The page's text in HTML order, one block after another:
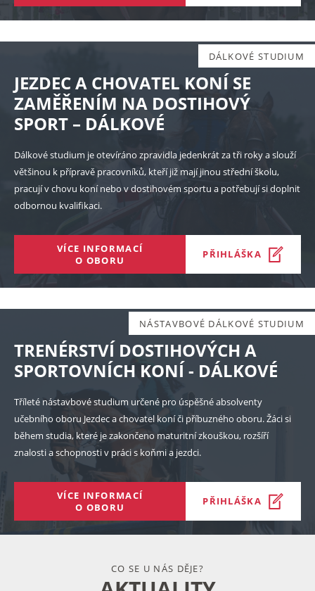
JEZDEC A CHOVATEL KONÍ SE
ZAMĚŘENÍM NA DOSTIHOVÝ
SPORT – DÁLKOVÉ
Dálkové studium je otevíráno zpravidla jedenkrát za tři roky a slouží
většinou k přípravě pracovníků, kteří již mají jinou střední školu,
pracují v chovu koní nebo v dostihovém sportu a potřebují si doplnit
odbornou kvalifikaci.
VÍCE INFORMACÍ
O OBORU
PŘIHLÁŠKA
DÁLKOVÉ STUDIUM
TRENÉRSTVÍ DOSTIHOVÝCH A
SPORTOVNÍCH KONÍ - DÁLKOVÉ
Tříleté nástavbové studium určené pro úspěšné absolventy
učebního oboru Jezdec a chovatel koní či příbuzného oboru. Žáci si
během studia, které je zakončeno maturitní zkouškou, rozšíří
znalosti a schopnosti v práci s koňmi a jezdci.
VÍCE INFORMACÍ
O OBORU
PŘIHLÁŠKA
NÁSTAVBOVÉ DÁLKOVÉ STUDIUM
CO SE U NÁS DĚJE?